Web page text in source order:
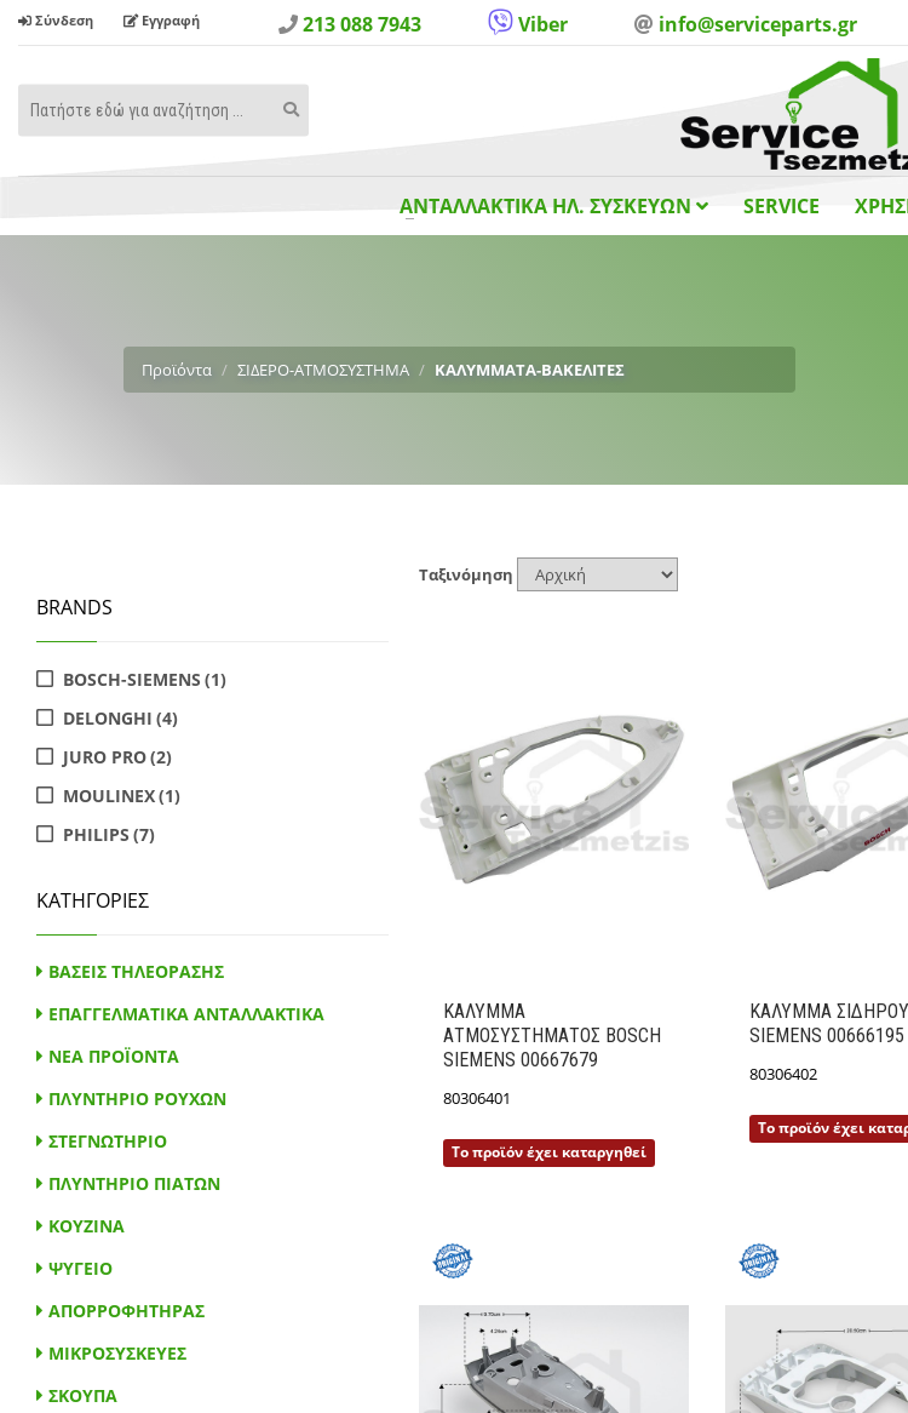
Σύνδεση Εγγραφή 213 088 7943 Viber info@serviceparts.gr
Search
ΑΝΤΑΛΛΑΚΤΙΚΑ ΗΛ. ΣΥΣΚΕΥΩΝ SERVICE
Προϊόντα ΣΙΔΕΡΟ-ΑΤΜΟΣΥΣΤΗΜΑ ΚΑΛΥΜΜΑΤΑ-ΒΑΚΕΛΙΤΕΣ
Ταξινόμηση
ΚΑΛΥΜΜΑ
ΑΤΜΟΣΥΣΤΗΜΑΤΟΣ BOSCH
SIEMENS 00667679
80306401
Το προϊόν έχει καταργηθεί
Λεπτομέρειες
ΚΑΛΥΜΜΑ ΣΙΔΗΡΟΥ
SIEMENS 00666195
80306402
Το προϊόν έχει
BRANDS
BOSCH-SIEMENS (1)
DELONGHI (4)
JURO PRO(2)
MOULINEX(1)
PHILIPS (7)
STIRELLA(13)
SEB TEFAL (4)
CALOR(1)
ΚΑΤΗΓΟΡΙΕΣ
ΒΑΣΕΙΣ ΤΗΛΕΟΡΑΣΗΣ
ΕΠΑΓΓΕΛΜΑΤΙΚΑ ΑΝΤΑΛΛΑΚΤΙΚΑ
ΝΕΑ ΠΡΟΪΟΝΤΑ
ΠΛΥΝΤΗΡΙΟ ΡΟΥΧΩΝ
ΣΤΕΓΝΩΤΗΡΙΟ
ΠΛΥΝΤΗΡΙΟ ΠΙΑΤΩΝ
ΚΟΥΖΙΝΑ
ΨΥΓΕΙΟ
ΑΠΟΡΡΟΦΗΤΗΡΑΣ
ΜΙΚΡΟΣΥΣΚΕΥΕΣ
ΣΚΟΥΠΑ